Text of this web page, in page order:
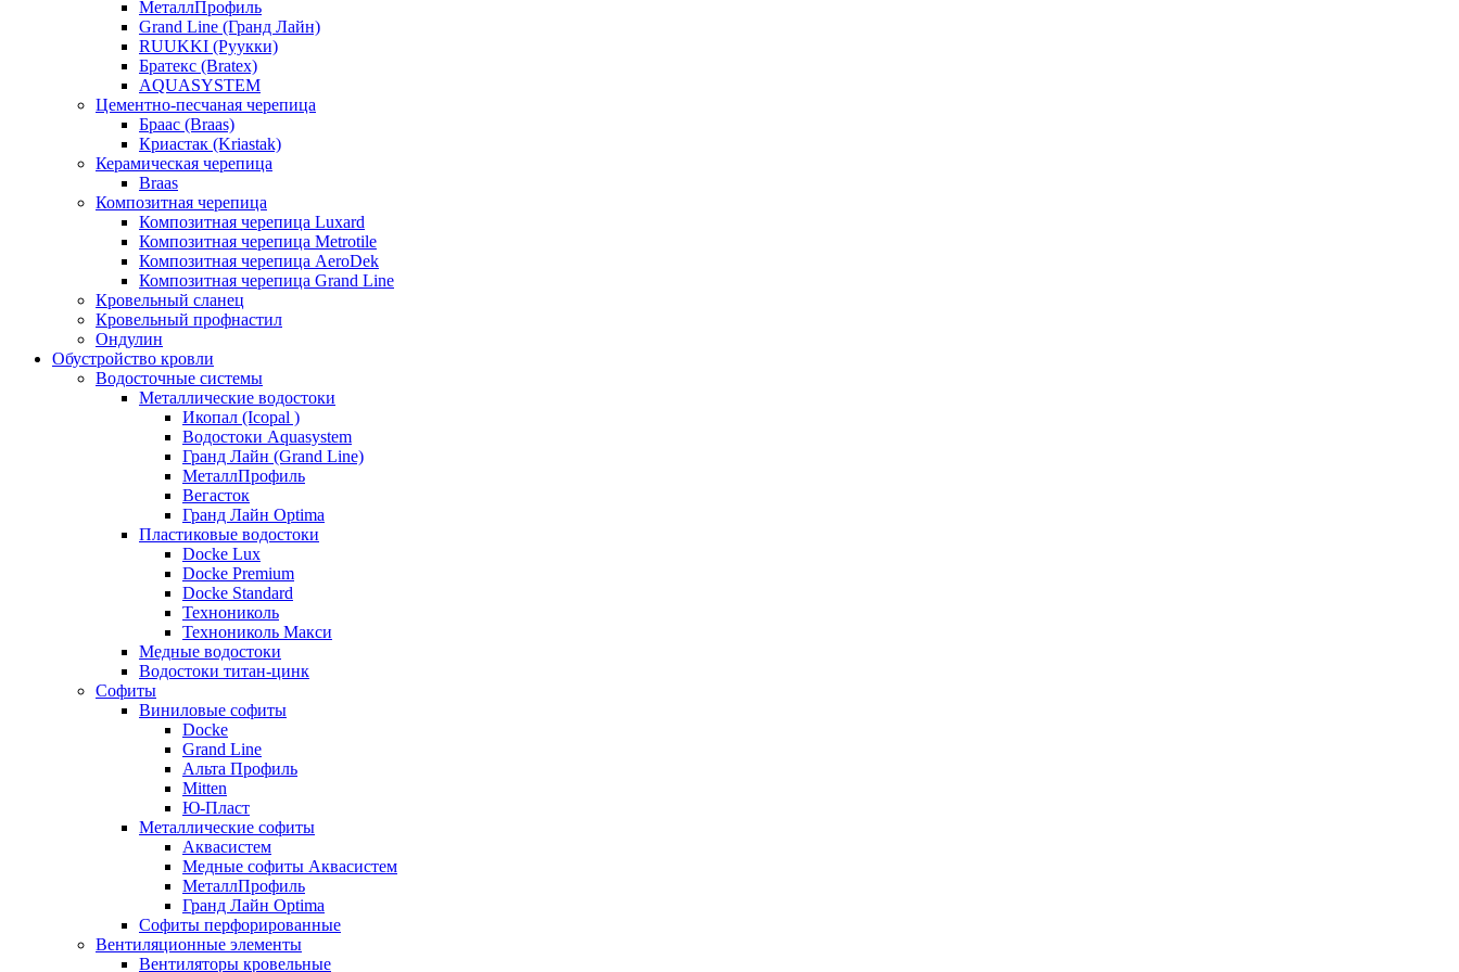
МеталлПрофиль
Grand Line (Гранд Лайн)
RUUKKI (Руукки)
Братекс (Bratex)
AQUASYSTEM
Цементно-песчаная черепица
Браас (Braas)
Криастак (Kriastak)
Керамическая черепица
Braas
Композитная черепица
Композитная черепица Luxard
Композитная черепица Metrotile
Композитная черепица AeroDek
Композитная черепица Grand Line
Кровельный сланец
Кровельный профнастил
Ондулин
Обустройство кровли
Водосточные системы
Металлические водостоки
Икопал (Icopal )
Водостоки Aquasystem
Гранд Лайн (Grand Line)
МеталлПрофиль
Вегасток
Гранд Лайн Optima
Пластиковые водостоки
Docke Lux
Docke Premium
Docke Standard
Технониколь
Технониколь Макси
Медные водостоки
Водостоки титан-цинк
Софиты
Виниловые софиты
Docke
Grand Line
Альта Профиль
Mitten
Ю-Пласт
Металлические софиты
Аквасистем
Медные софиты Аквасистем
МеталлПрофиль
Гранд Лайн Optima
Софиты перфорированные
Вентиляционные элементы
Вентиляторы кровельные